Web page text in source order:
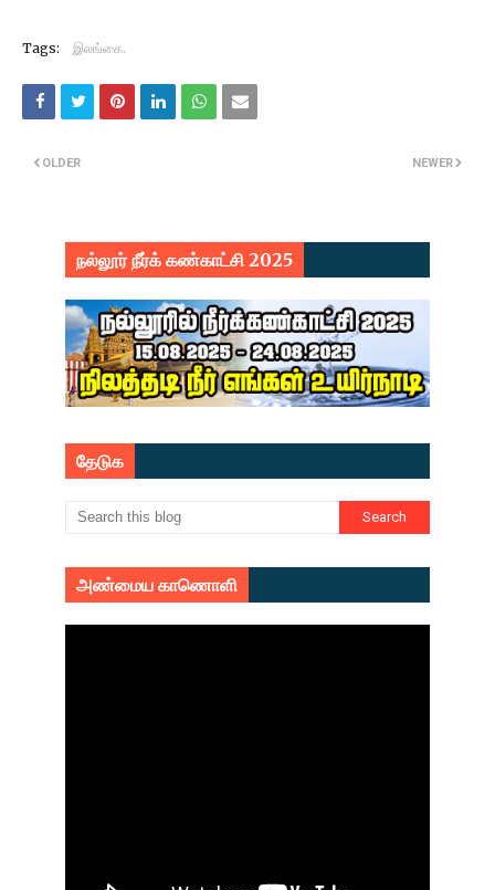
Tags: இலங்கை.
NEWER
OLDER
நல்லூர் நீர்க் கண்காட்சி 2025
தேடுக
அண்மைய காணொளி